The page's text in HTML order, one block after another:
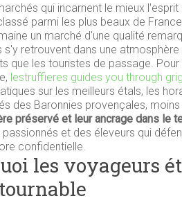
qui incarnent le mieux
parmi les plus beaux de
un marché d'une qualité
s'y retrouvent dans une
que les touristes de passage.
lestruffieres guides you through
sur les meilleurs étals, les
des Baronnies provençales,
préservé et leur ancrage dans le
passionnés et des éleveurs qui
confidentielle.
les voyageurs